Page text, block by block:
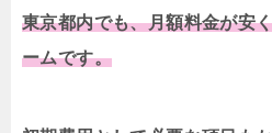
東京都内でも、月額料金が安
ームです。